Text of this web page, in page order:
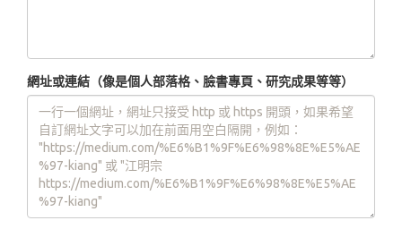
網址或連結（像是個人部落格、臉書專頁、研究成果等等）